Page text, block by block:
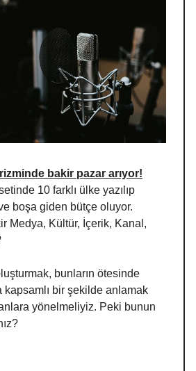
bakir pazar arıyor!
10 farklı ülke yazılıp
boşa giden bütçe oluyor.
Medya, Kültür, İçerik, Kanal,
bunların ötesinde
kapsamlı bir şekilde anlamak
yönelmeliyiz. Peki bunun